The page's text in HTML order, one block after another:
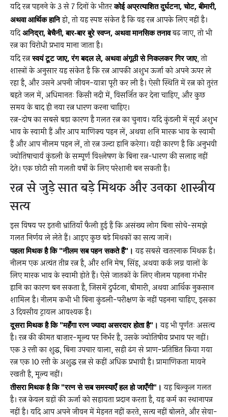
यदि रत्न पहनने के 3 से 7 दिनों के भीतरकोई अप्रत्याशित दुर्घटना, चोट, बीमारी,
अथवा आर्थिक हानिहो, तो यह स्पष्ट संकेत है कि वह रत्न आपके लिए नहीं है।
यदिअनिद्रा, बेचैनी, बार-बार बुरे स्वप्न, अथवा मानसिक तनावबढ़ जाए, तो भी
रत्न का विरोधी प्रभाव माना जाता है।
यदि रत्नस्वयं टूट जाए, रंग बदल ले, अथवा अंगूठी से निकलकर गिर जाए, तो
शास्त्रों के अनुसार यह संकेत है कि रत्न आपकी अशुभ ऊर्जा को अपने ऊपर ले
रहा है, और उसने अपनी जीवन-यात्रा पूरी कर ली है। ऐसी स्थिति में रत्न को तुरंत
बहते जल में, अधिमानतः किसी नदी में, विसर्जित कर देना चाहिए, और कुछ
समय के बाद ही नया रत्न धारण करना चाहिए।
रत्न-दोष का सबसे बड़ा कारण है गलत रत्न का चुनाव। यदि कुंडली में सूर्य अशुभ
भाव के स्वामी हैं और आप माणिक्य पहन लें, अथवा शनि मारक भाव के स्वामी
हैं और आप नीलम पहन लें, तो रत्न उल्टा हानि करेगा। यही कारण है कि अनुभवी
ज्योतिषाचार्य कुंडली के सम्पूर्ण विश्लेषण के बिना रत्न-धारण की सलाह नहीं
देते। एक छोटी सी गलती वर्षों के लिए परेशानी बन सकती है।
रत्न से जुड़े सात बड़े मिथक और उनका शास्त्रीय
सत्य
इस विषय पर इतनी भ्रांतियाँ फैली हुई हैं कि असंख्य लोग बिना सोचे-समझे
गलत निर्णय ले लेते हैं। आइए कुछ बड़े मिथकों का सत्य जानें।
पहला मिथक है कि "नीलम सब पहन सकते हैं"। यह सबसे खतरनाक मिथक है।
नीलम एक अत्यंत तीव्र रत्न है, और शनि मेष, सिंह, अथवा कर्क लग्न वालों के
लिए मारक भाव के स्वामी होते हैं। ऐसे जातकों के लिए नीलम पहनना गंभीर
हानि का कारण बन सकता है, जिसमें दुर्घटना, बीमारी, अथवा आर्थिक नुकसान
शामिल है। नीलम कभी भी बिना कुंडली-परीक्षण के नहीं पहनना चाहिए, इसका
3 दिवसीय ट्रायल आवश्यक है।
दूसरा मिथक है कि "महँगा रत्न ज्यादा असरदार होता है"। यह भी पूर्णतः असत्य
है। रत्न की कीमत बाज़ार-मूल्य पर निर्भर है, उसके ज्योतिषीय प्रभाव पर नहीं।
एक 3 रत्ती का शुद्ध, बिना उपचार वाला, सही ढंग से प्राण-प्रतिष्ठित किया गया
रत्न एक 10 रत्ती के अशुद्ध रत्न से कहीं अधिक प्रभावी है। प्रामाणिकता मायने
रखती है, मूल्य नहीं।
तीसरा मिथक है कि "रत्न से सब समस्याएँ हल हो जाएँगी"। यह बिल्कुल गलत
है। रत्न केवल ग्रहों की ऊर्जा को सहायता प्रदान करता है, यह कर्म का स्थानापन्न
नहीं है। यदि आप अपने जीवन में मेहनत नहीं करते, सत्य नहीं बोलते, और सेवा-